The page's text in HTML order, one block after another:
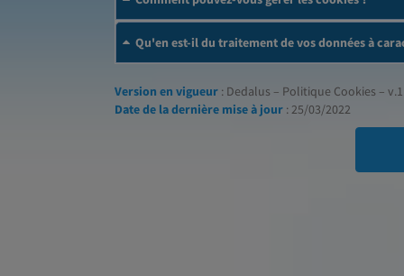
Qu'en est-il du traitement de vos données à
Version en vigueur : Dedalus – Politique Cookies –
Date de la dernière mise à jour : 25/03/2022